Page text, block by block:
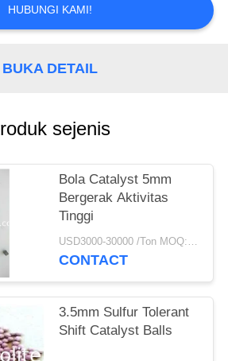
HUBUNGI KAMI!
BUKA DETAIL
sejenis
Bola Catalyst 5mm
Bergerak Aktivitas
Tinggi
USD3000-30000 /Ton MOQ:1 KG
CONTACT
3.5mm Sulfur Tolerant
Shift Catalyst Balls